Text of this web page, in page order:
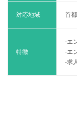
対応地域 首
特徴
-エ
-エ
-求